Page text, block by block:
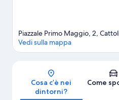
Piazzale Primo Maggio, 2,
Vedi sulla mappa
Cosa c’è nei
dintorni?
Come